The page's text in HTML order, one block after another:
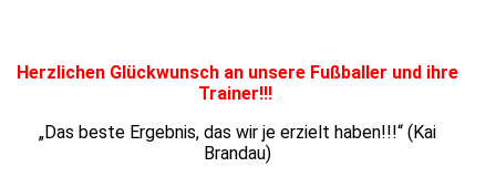
Herzlichen Glückwunsch an unsere Fußballer und ihre
Trainer!!!
„Das beste Ergebnis, das wir je erzielt haben!!!“ (Kai
Brandau)